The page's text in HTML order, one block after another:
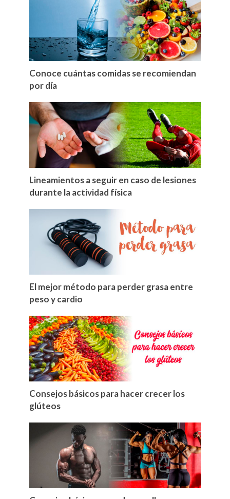
Conoce cuántas comidas se recomiendan
por día
Lineamientos a seguir en caso de lesiones
durante la actividad física
El mejor método para perder grasa entre
peso y cardio
Consejos básicos para hacer crecer los
glúteos